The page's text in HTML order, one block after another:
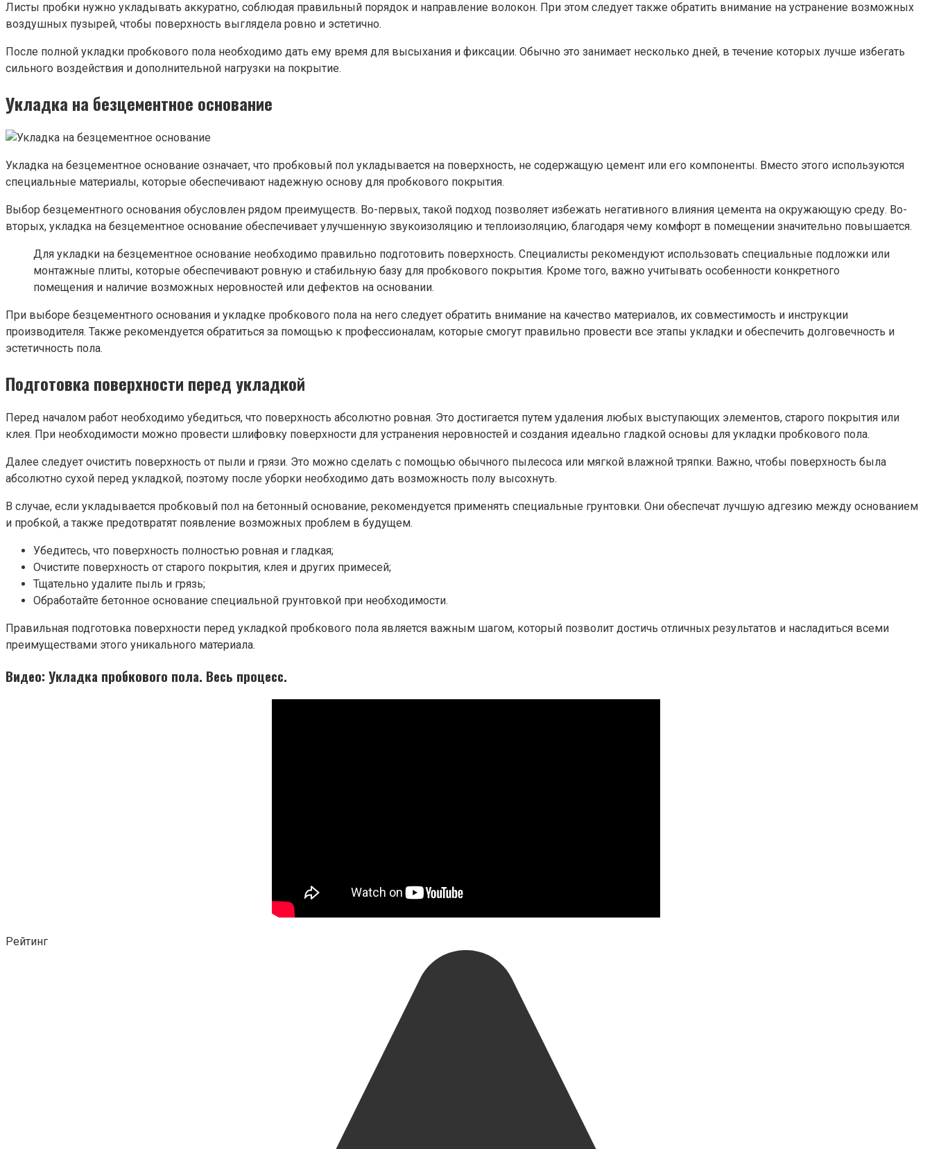
Листы пробки нужно укладывать аккуратно, соблюдая правильный порядок и направление волокон. При этом следует также обратить внимание на устранение возможных
воздушных пузырей, чтобы поверхность выглядела ровно и эстетично.
После полной укладки пробкового пола необходимо дать ему время для высыхания и фиксации. Обычно это занимает несколько дней, в течение которых лучше избегать
сильного воздействия и дополнительной нагрузки на покрытие.
Укладка на безцементное основание
Укладка на безцементное основание означает, что пробковый пол укладывается на поверхность, не содержащую цемент или его компоненты. Вместо этого используются
специальные материалы, которые обеспечивают надежную основу для пробкового покрытия.
Выбор безцементного основания обусловлен рядом преимуществ. Во-первых, такой подход позволяет избежать негативного влияния цемента на окружающую среду. Во-
вторых, укладка на безцементное основание обеспечивает улучшенную звукоизоляцию и теплоизоляцию, благодаря чему комфорт в помещении значительно повышается.
Для укладки на безцементное основание необходимо правильно подготовить поверхность. Специалисты рекомендуют использовать специальные подложки или
монтажные плиты, которые обеспечивают ровную и стабильную базу для пробкового покрытия. Кроме того, важно учитывать особенности конкретного
помещения и наличие возможных неровностей или дефектов на основании.
При выборе безцементного основания и укладке пробкового пола на него следует обратить внимание на качество материалов, их совместимость и инструкции
производителя. Также рекомендуется обратиться за помощью к профессионалам, которые смогут правильно провести все этапы укладки и обеспечить долговечность и
эстетичность пола.
Подготовка поверхности перед укладкой
Перед началом работ необходимо убедиться, что поверхность абсолютно ровная. Это достигается путем удаления любых выступающих элементов, старого покрытия или
клея. При необходимости можно провести шлифовку поверхности для устранения неровностей и создания идеально гладкой основы для укладки пробкового пола.
Далее следует очистить поверхность от пыли и грязи. Это можно сделать с помощью обычного пылесоса или мягкой влажной тряпки. Важно, чтобы поверхность была
абсолютно сухой перед укладкой, поэтому после уборки необходимо дать возможность полу высохнуть.
В случае, если укладывается пробковый пол на бетонный основание, рекомендуется применять специальные грунтовки. Они обеспечат лучшую адгезию между основанием
и пробкой, а также предотвратят появление возможных проблем в будущем.
Убедитесь, что поверхность полностью ровная и гладкая;
Очистите поверхность от старого покрытия, клея и других примесей;
Тщательно удалите пыль и грязь;
Обработайте бетонное основание специальной грунтовкой при необходимости.
Правильная подготовка поверхности перед укладкой пробкового пола является важным шагом, который позволит достичь отличных результатов и насладиться всеми
преимуществами этого уникального материала.
Видео: Укладка пробкового пола. Весь процесс.
Рейтинг